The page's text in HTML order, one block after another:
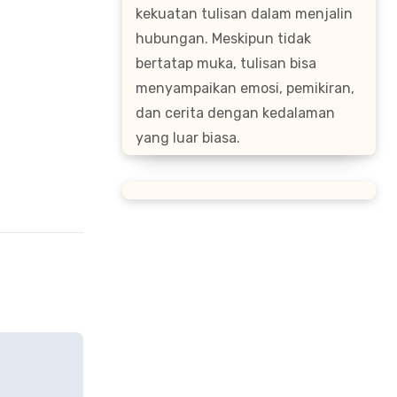
kekuatan tulisan dalam menjalin
hubungan. Meskipun tidak
bertatap muka, tulisan bisa
menyampaikan emosi, pemikiran,
dan cerita dengan kedalaman
yang luar biasa.